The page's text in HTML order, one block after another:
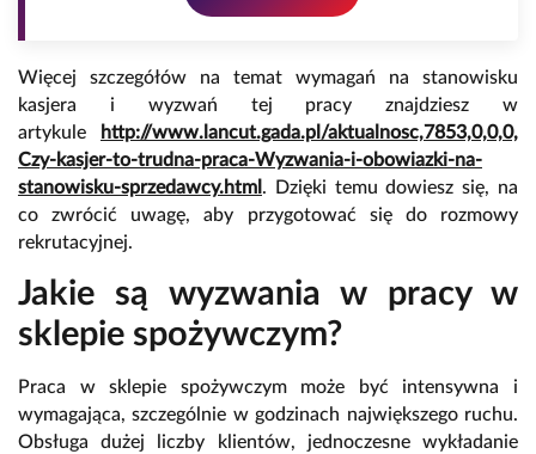
Więcej szczegółów na temat wymagań na stanowisku
kasjera i wyzwań tej pracy znajdziesz w
artykule
http://www.lancut.gada.pl/aktualnosc,7853,0,0,0,
Czy-kasjer-to-trudna-praca-Wyzwania-i-obowiazki-na-
stanowisku-sprzedawcy.html . Dzięki temu dowiesz się, na
co zwrócić uwagę, aby przygotować się do rozmowy
rekrutacyjnej.
Jakie są wyzwania w pracy w
sklepie spożywczym?
Praca w sklepie spożywczym może być intensywna i
wymagająca, szczególnie w godzinach największego ruchu.
Obsługa dużej liczby klientów, jednoczesne wykładanie